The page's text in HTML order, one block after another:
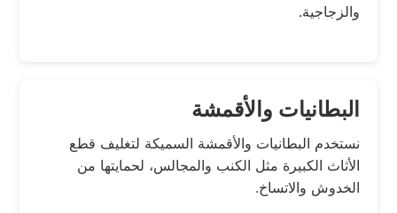
والزجاجية.
البطانيات والأقمشة
نستخدم البطانيات والأقمشة السميكة لتغليف قطع
الأثاث الكبيرة مثل الكنب والمجالس، لحمايتها من
الخدوش والاتساخ.